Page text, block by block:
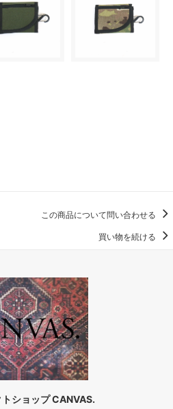
この商品について問い合わせる
買い物を続ける
ショップ CANVAS.